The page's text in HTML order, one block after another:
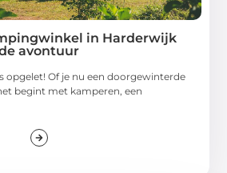
in Harderwijk
avontuur
opgelet! Of je nu een doorgewinterde
begint met kamperen, een